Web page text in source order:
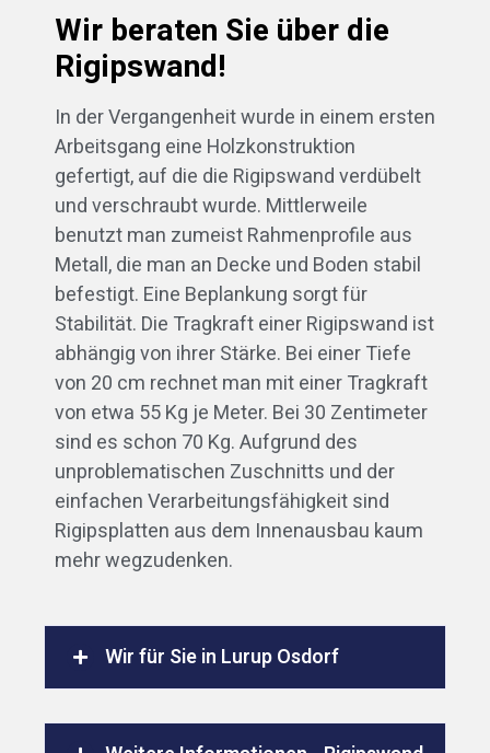
Wir beraten Sie über die
Rigipswand!
In der Vergangenheit wurde in einem ersten
Arbeitsgang eine Holzkonstruktion
gefertigt, auf die die Rigipswand verdübelt
und verschraubt wurde. Mittlerweile
benutzt man zumeist Rahmenprofile aus
Metall, die man an Decke und Boden stabil
befestigt. Eine Beplankung sorgt für
Stabilität. Die Tragkraft einer Rigipswand ist
abhängig von ihrer Stärke. Bei einer Tiefe
von 20 cm rechnet man mit einer Tragkraft
von etwa 55 Kg je Meter. Bei 30 Zentimeter
sind es schon 70 Kg. Aufgrund des
unproblematischen Zuschnitts und der
einfachen Verarbeitungsfähigkeit sind
Rigipsplatten aus dem Innenausbau kaum
mehr wegzudenken.
Wir für Sie in Lurup Osdorf